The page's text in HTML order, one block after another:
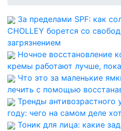
За пределами SPF: как
CHOLLEY борется со
загрязнением
Ночное восстановление
кремы работают лучше,
Что это за маленькие
лечить с помощью
Тренды
году: чего на самом деле
Тоник для лица: какие